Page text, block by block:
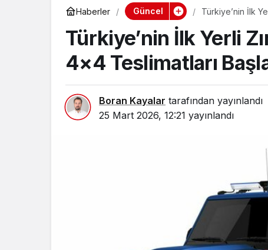
Haberler Güncel Türkiye’nin İlk
Türkiye’nin İlk Yerli
4×4 Teslimatları
Boran Kayalar tarafından yayınlandı
25 Mart 2026, 12:21 yayınlandı